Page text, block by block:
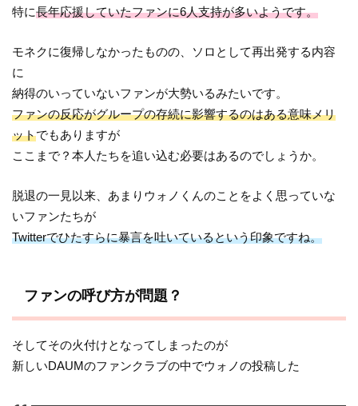
特に長年応援していたファンに6人支持が多いようです。
モネクに復帰しなかったものの、ソロとして再出発する内容
に
納得のいっていないファンが大勢いるみたいです。
ファンの反応がグループの存続に影響するのはある意味メリ
ットでもありますが
ここまで？本人たちを追い込む必要はあるのでしょうか。
脱退の一見以来、あまりウォノくんのことをよく思っていな
いファンたちが
Twitterでひたすらに暴言を吐いているという印象ですね。
ファンの呼び方が問題？
そしてその火付けとなってしまったのが
新しいDAUMのファンクラブの中でウォノの投稿した